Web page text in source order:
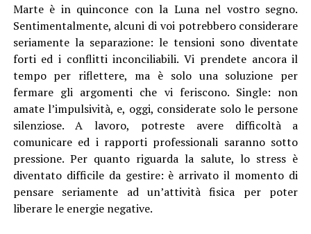
Marte è in quinconce con la Luna nel vostro segno.
Sentimentalmente, alcuni di voi potrebbero considerare
seriamente la separazione: le tensioni sono diventate
forti ed i conflitti inconciliabili. Vi prendete ancora il
tempo per riflettere, ma è solo una soluzione per
fermare gli argomenti che vi feriscono. Single: non
amate l’impulsività, e, oggi, considerate solo le persone
silenziose. A lavoro, potreste avere difficoltà a
comunicare ed i rapporti professionali saranno sotto
pressione. Per quanto riguarda la salute, lo stress è
diventato difficile da gestire: è arrivato il momento di
pensare seriamente ad un’attività fisica per poter
liberare le energie negative.